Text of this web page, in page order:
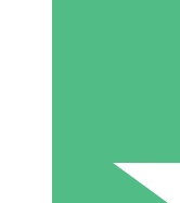
Pacotes
Pague conforme